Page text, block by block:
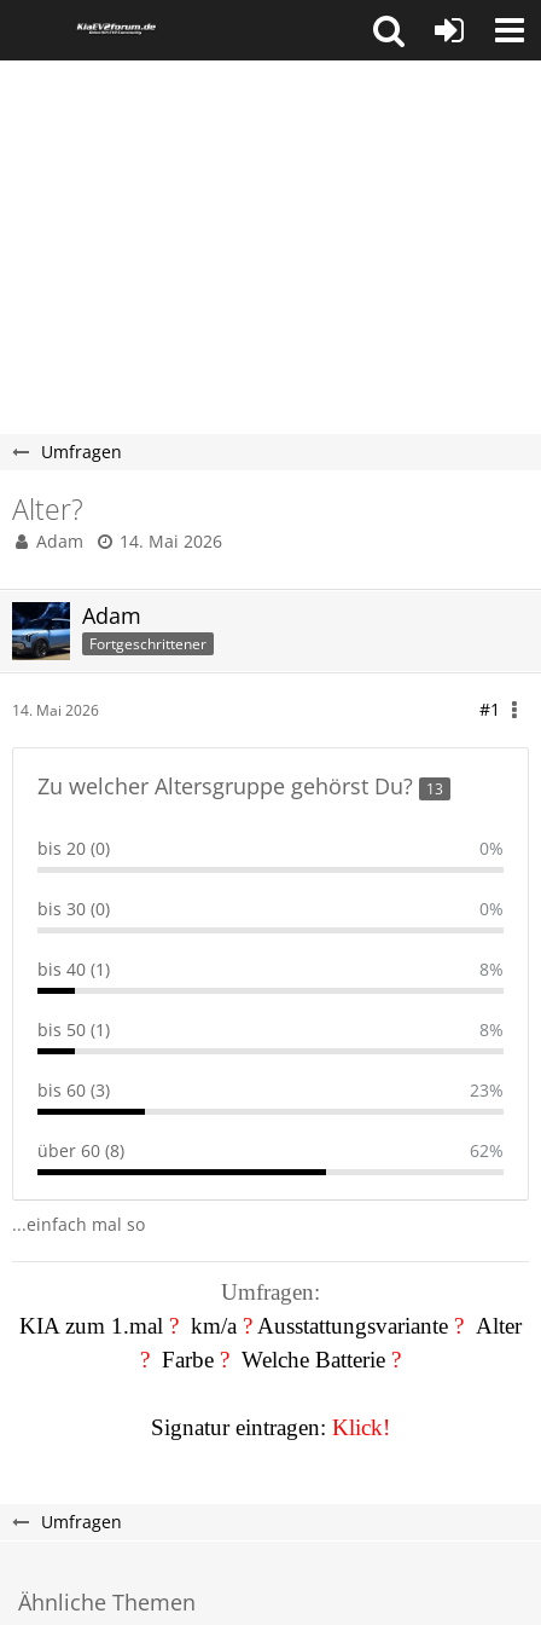
Umfragen
Alter?
Adam 14. Mai 2026
Adam
Fortgeschrittener
14. Mai 2026 #1
Zu welcher Altersgruppe gehörst Du? 13
bis 20 (0) 0%
bis 30 (0) 0%
bis 40 (1) 8%
bis 50 (1) 8%
bis 60 (3) 23%
über 60 (8) 62%
...einfach mal so
Umfragen:
KIA zum 1.mal ? km/a ? Ausstattungsvariante ? Alter
? Farbe ? Welche Batterie ?
Signatur eintragen: Klick!
Umfragen
Ähnliche Themen